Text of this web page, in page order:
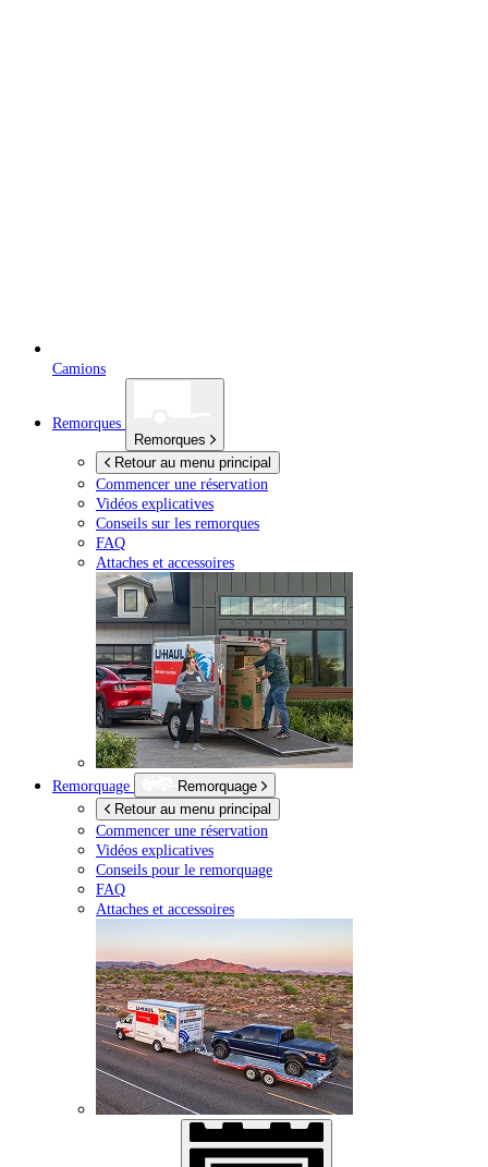
Camions
Remorques
Remorques
Retour au menu principal
Commencer une réservation
Vidéos explicatives
Conseils sur les remorques
FAQ
Attaches et accessoires
Remorquage
Remorquage
Retour au menu principal
Commencer une réservation
Vidéos explicatives
Conseils pour le remorquage
FAQ
Attaches et accessoires